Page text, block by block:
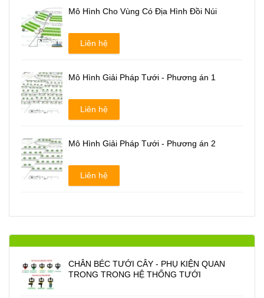
Mô Hình Cho Vùng Có Địa Hình Đồi Núi
Liên hệ
Mô Hình Giải Pháp Tưới - Phương án 1
Liên hệ
Mô Hình Giải Pháp Tưới - Phương án 2
Liên hệ
CHÂN BÉC TƯỚI CÂY - PHỤ KIỆN QUAN
TRONG TRONG HỆ THỐNG TƯỚI